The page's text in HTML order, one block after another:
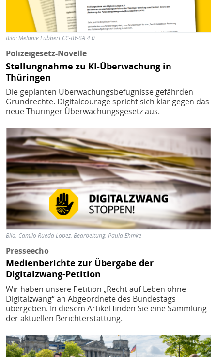
Bild:Melanie Lübbert CC-BY-SA 4.0
Polizeigesetz-Novelle
Stellungnahme zu KI-Überwachung in
Thüringen
Die geplanten Überwachungsbefugnisse gefährden
Grundrechte. Digitalcourage spricht sich klar gegen das
neue Thüringer Überwachungsgesetz aus.
Bild
Bild: Camilo Rueda Lopez, Bearbeitung: Paula Ehmke
Presseecho
Medienberichte zur Übergabe der
Digitalzwang-Petition
Wir haben unsere Petition „Recht auf Leben ohne
Digitalzwang“ an Abgeordnete des Bundestags
übergeben. In diesem Artikel finden Sie eine Sammlung
der aktuellen Berichterstattung.
Bild